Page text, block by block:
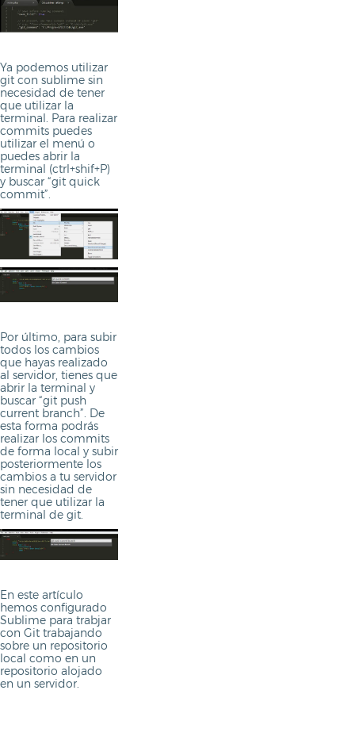
Ya podemos utilizar
git con sublime sin
necesidad de tener
que utilizar la
terminal. Para realizar
commits puedes
utilizar el menú o
puedes abrir la
terminal (ctrl+shif+P)
y buscar “git quick
commit”.
Por último, para subir
todos los cambios
que hayas realizado
al servidor, tienes que
abrir la terminal y
buscar “git push
current branch”. De
esta forma podrás
realizar los commits
de forma local y subir
posteriormente los
cambios a tu servidor
sin necesidad de
tener que utilizar la
terminal de git.
En este artículo
hemos configurado
Sublime para trabjar
con Git trabajando
sobre un repositorio
local como en un
repositorio alojado
en un servidor.